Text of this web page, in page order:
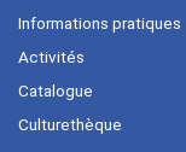
Informations pratiques
Activités
Catalogue
Culturethèque